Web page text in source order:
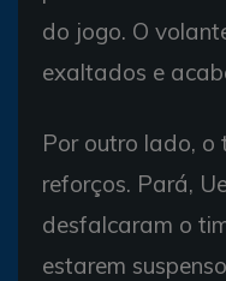
do jogo. O
exaltados e
Por outro lado, o
reforços. Pará,
desfalcaram o
estarem